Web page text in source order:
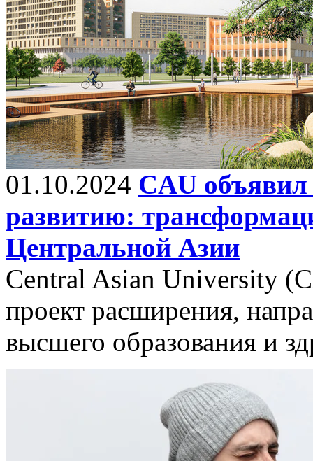
01.10.2024 CAU объявил
развитию:
Центральной Азии
Central Asian University
проект расширения,
высшего образования и